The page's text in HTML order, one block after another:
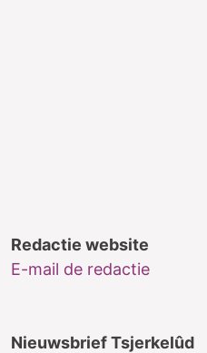
Redactie website
E-mail de redactie
Nieuwsbrief Tsjerkelûd